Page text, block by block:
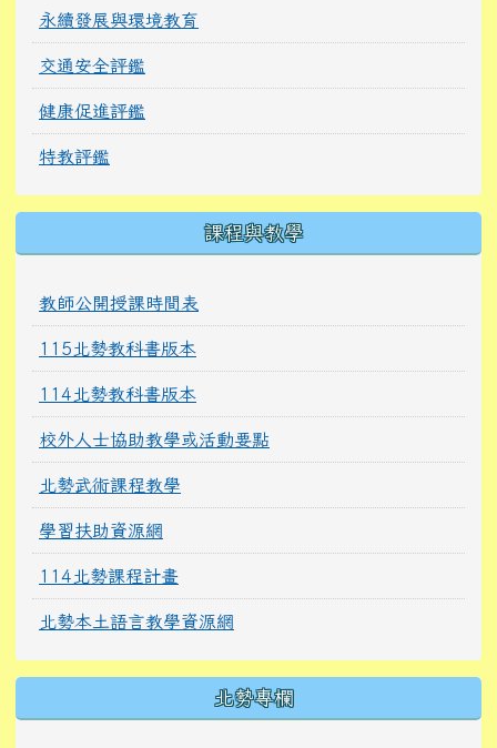
永續發展與環境教育
交通安全評鑑
健康促進評鑑
特教評鑑
課程與教學
教師公開授課時間表
115北勢教科書版本
114北勢教科書版本
校外人士協助教學或活動要點
北勢武術課程教學
學習扶助資源網
114北勢課程計畫
北勢本土語言教學資源網
北勢專欄